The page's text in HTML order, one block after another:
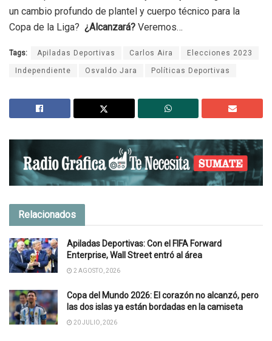
un cambio profundo de plantel y cuerpo técnico para la
Copa de la Liga? ¿Alcanzará? Veremos…
Tags: Apiladas Deportivas Carlos Aira Elecciones 2023
Independiente Osvaldo Jara Políticas Deportivas
Relacionados
Apiladas Deportivas: Con el FIFA Forward
Enterprise, Wall Street entró al área
2 AGOSTO, 2026
Copa del Mundo 2026: El corazón no alcanzó, pero
las dos islas ya están bordadas en la camiseta
20 JULIO, 2026